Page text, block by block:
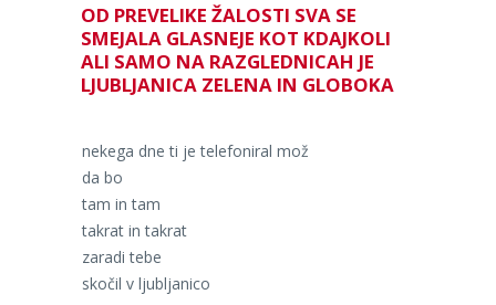
OD PREVELIKE ŽALOSTI SVA SE
SMEJALA GLASNEJE KOT KDAJKOLI
ALI SAMO NA RAZGLEDNICAH JE
LJUBLJANICA ZELENA IN GLOBOKA
nekega dne ti je telefoniral mož
da bo
tam in tam
takrat in takrat
zaradi tebe
skočil v ljubljanico